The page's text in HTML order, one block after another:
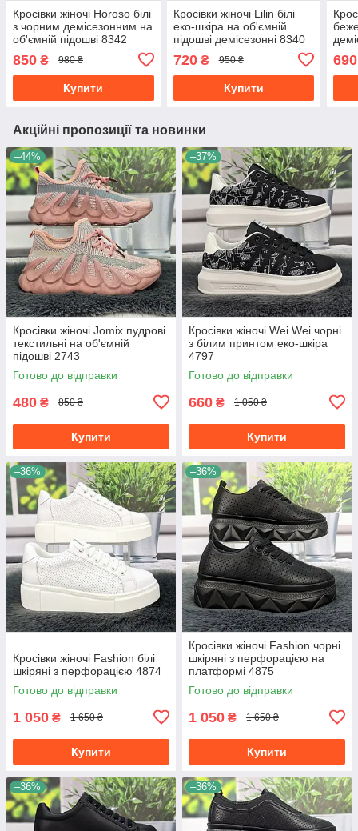
Кросівки жіночі Horoso білі
з чорним демісезонним на
об'ємній підошві 8342
850 ₴ 980 ₴
Купити
Кросівки жіночі Lilin білі
еко-шкіра на об'ємній
підошві демісезонні 8340
720₴ 950 ₴
Купити
690
Акційні пропозиції та новинки
–44%
Кросівки жіночі Jomix пудрові
текстильні на об'ємній
підошві 2743
Готово до відправки
480 ₴ 850 ₴
Купити
–37%
Кросівки жіночі Wei Wei чорні
з білим принтом еко-шкіра
4797
Готово до відправки
660 ₴ 1 050 ₴
Купити
–36%
Кросівки жіночі Fashion білі
шкіряні з перфорацією 4874
Готово до відправки
1 050 ₴ 1 650 ₴
Купити
–36%
Кросівки жіночі Fashion чорні
шкіряні з перфорацією на
платформі 4875
Готово до відправки
1 050 ₴ 1 650 ₴
Купити
–36% –36%